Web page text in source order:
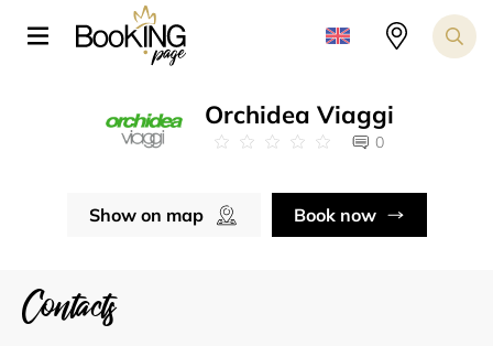
Orchidea Viaggi
0
Show on map Book now
Contacts